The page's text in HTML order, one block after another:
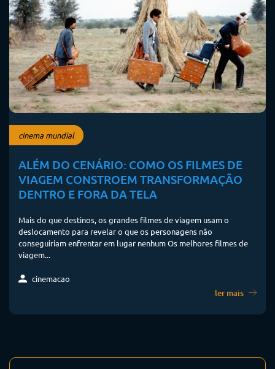
cinema mundial
ALÉM DO CENÁRIO: COMO OS FILMES DE
VIAGEM CONSTROEM TRANSFORMAÇÃO
DENTRO E FORA DA TELA
Mais do que destinos, os grandes filmes de viagem usam o
deslocamento para revelar o que os personagens não
conseguiriam enfrentar em lugar nenhum Os melhores filmes de
viagem...
cinemacao
ler mais